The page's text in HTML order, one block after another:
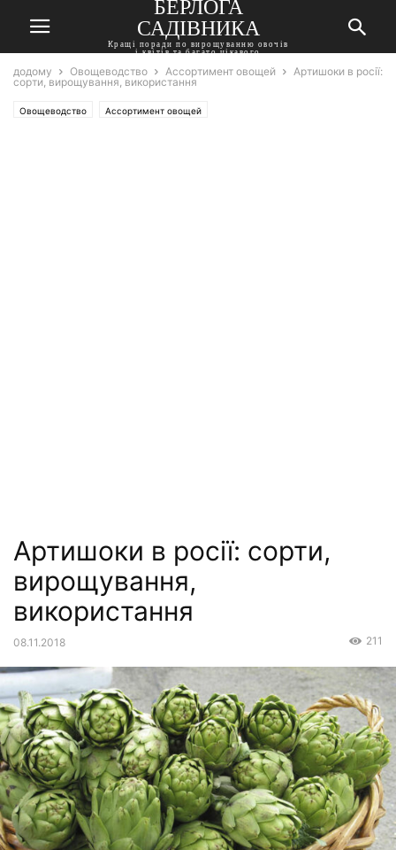
БЕРЛОГА
САДІВНИКА
Кращі поради по вирощуванню овочів
і квітів та багато цікавого
додому Овощеводство Ассортимент овощей
Артишоки в росії:
сорти, вирощування, використання
Овощеводство Ассортимент овощей
Артишоки в росії: сорти,
вирощування,
використання
08.11.2018 211